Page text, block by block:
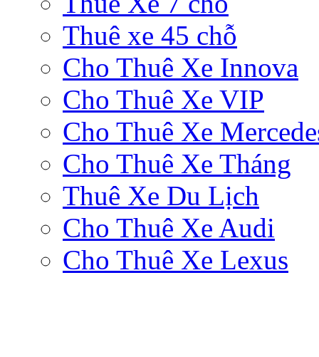
Thuê xe 45 chỗ
Cho Thuê Xe Innova
Cho Thuê Xe VIP
Cho Thuê Xe
Cho Thuê Xe Tháng
Thuê Xe Du Lịch
Cho Thuê Xe Audi
Cho Thuê Xe Lexus